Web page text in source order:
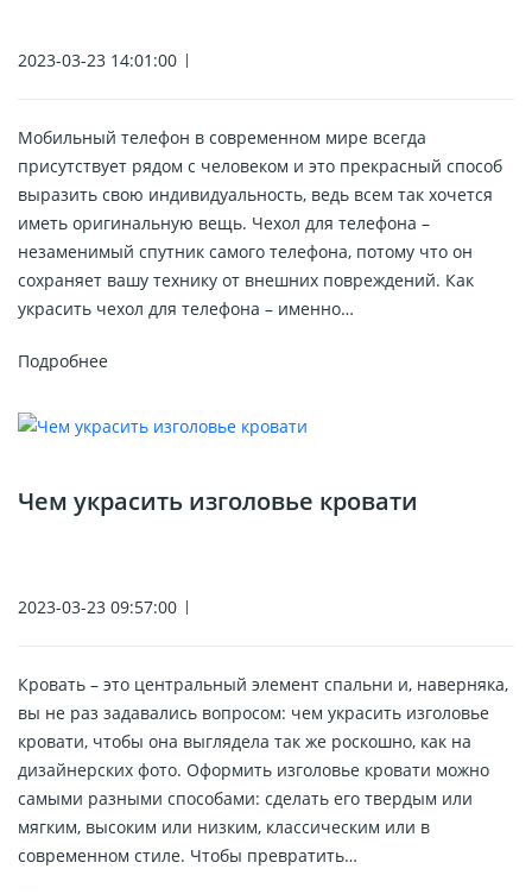
2023-03-23 14:01:00
Мобильный телефон в современном мире всегда
присутствует рядом с человеком и это прекрасный способ
выразить свою индивидуальность, ведь всем так хочется
иметь оригинальную вещь. Чехол для телефона –
незаменимый спутник самого телефона, потому что он
сохраняет вашу технику от внешних повреждений. Как
украсить чехол для телефона – именно…
Подробнее
Чем украсить изголовье кровати
2023-03-23 09:57:00
Кровать – это центральный элемент спальни и, наверняка,
вы не раз задавались вопросом: чем украсить изголовье
кровати, чтобы она выглядела так же роскошно, как на
дизайнерских фото. Оформить изголовье кровати можно
самыми разными способами: сделать его твердым или
мягким, высоким или низким, классическим или в
современном стиле. Чтобы превратить…